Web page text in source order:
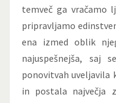
temveč ga vračamo
pripravljamo
ena izmed oblik
najuspešnejša, saj
ponovitvah uveljavila
in postala največja